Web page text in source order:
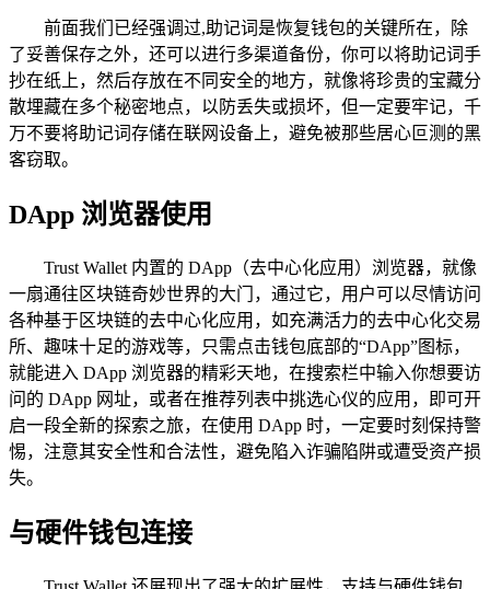
前面我们已经强调过,助记词是恢复钱包的关键所在，除
了妥善保存之外，还可以进行多渠道备份，你可以将助记词手
抄在纸上，然后存放在不同安全的地方，就像将珍贵的宝藏分
散埋藏在多个秘密地点，以防丢失或损坏，但一定要牢记，千
万不要将助记词存储在联网设备上，避免被那些居心叵测的黑
客窃取。
DApp 浏览器使用
Trust Wallet 内置的 DApp（去中心化应用）浏览器，就像
一扇通往区块链奇妙世界的大门，通过它，用户可以尽情访问
各种基于区块链的去中心化应用，如充满活力的去中心化交易
所、趣味十足的游戏等，只需点击钱包底部的“DApp”图标，
就能进入 DApp 浏览器的精彩天地，在搜索栏中输入你想要访
问的 DApp 网址，或者在推荐列表中挑选心仪的应用，即可开
启一段全新的探索之旅，在使用 DApp 时，一定要时刻保持警
惕，注意其安全性和合法性，避免陷入诈骗陷阱或遭受资产损
失。
与硬件钱包连接